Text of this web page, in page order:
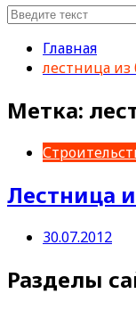
Главная
лестница из
Метка:
Лестница
30.07.2012
Разделы